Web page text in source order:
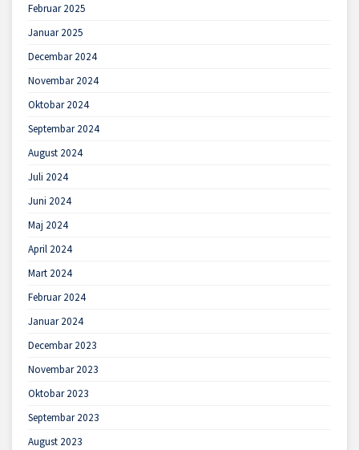
Februar 2025
Januar 2025
Decembar 2024
Novembar 2024
Oktobar 2024
Septembar 2024
August 2024
Juli 2024
Juni 2024
Maj 2024
April 2024
Mart 2024
Februar 2024
Januar 2024
Decembar 2023
Novembar 2023
Oktobar 2023
Septembar 2023
August 2023